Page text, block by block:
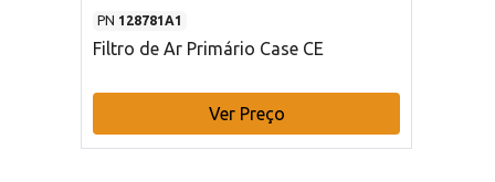
PN 128781A1
Filtro de Ar Primário Case CE
Ver Preço